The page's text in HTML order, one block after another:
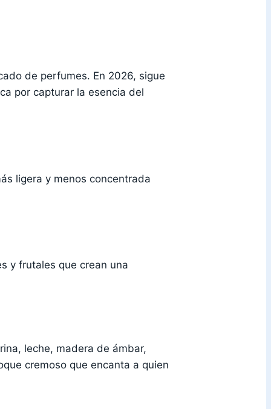
de perfumes. En 2026, sigue
por capturar la esencia del
ligera y menos concentrada
y frutales que crean una
leche, madera de ámbar,
cremoso que encanta a quien